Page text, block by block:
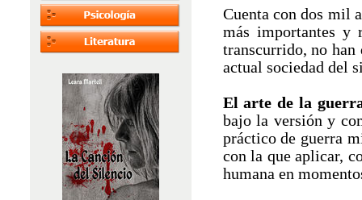
Cuenta con dos mil
más importantes y
transcurrido, no han
actual sociedad del
El arte de la
bajo la versión y
práctico de guerra
con la que aplicar,
humana en